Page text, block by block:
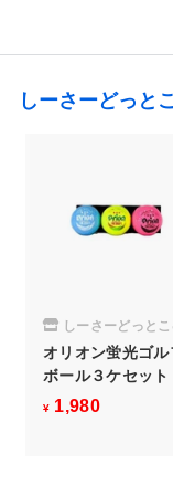
しーさーどっと
しーさーどっと
オリオン蛍光ゴル
ボール３ケセット
¥ 1,980